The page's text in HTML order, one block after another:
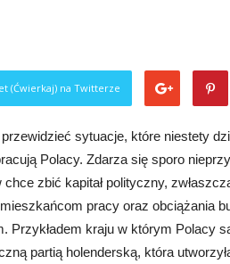
(Ćwierkaj) na Twitterze
sytuacje, które niestety
Polacy. Zdarza się sporo
zbić kapitał polityczny,
pracy oraz obciążania
Przykładem kraju w którym Polacy
partią holenderską, która